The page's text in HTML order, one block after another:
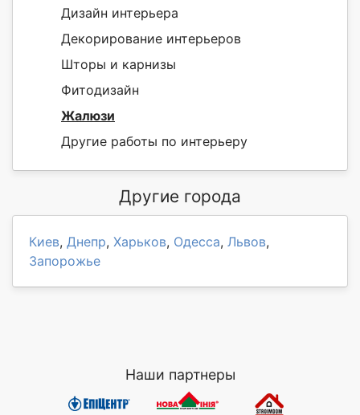
Дизайн интерьера
Декорирование интерьеров
Шторы и карнизы
Фитодизайн
Жалюзи
Другие работы по интерьеру
Другие города
Киев, Днепр, Харьков, Одесса, Львов,
Запорожье
Наши партнеры